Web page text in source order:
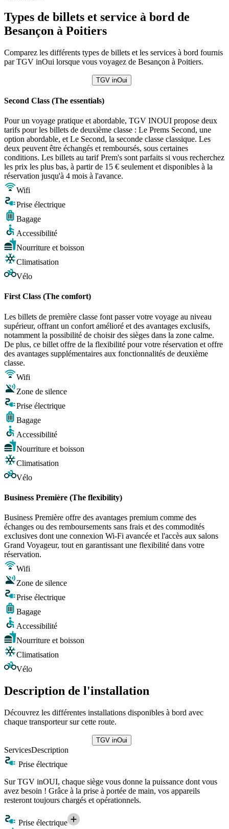
Types de billets et service à bord de
Besançon à Poitiers
Comparez les différents types de billets et les services à bord fournis
par TGV inOui lorsque vous voyagez de Besançon à Poitiers.
TGV inOui
Second Class (The essentials)
Pour un voyage pratique et abordable, TGV INOUI propose deux
tarifs pour les billets de deuxième classe : Le Prems Second, une
option abordable, et Le Second, la seconde classe classique. Les
deux peuvent être échangés et remboursés, sous certaines
conditions. Les billets au tarif Prem's sont parfaits si vous recherchez
les prix les plus bas, à partir de 15 € seulement et disponibles à la
réservation jusqu'à 4 mois à l'avance.
Wifi
Prise électrique
Bagage
Accessibilité
Nourriture et boisson
Climatisation
Vélo
First Class (The comfort)
Les billets de première classe font passer votre voyage au niveau
supérieur, offrant un confort amélioré et des avantages exclusifs,
notamment la possibilité de choisir des sièges dans la zone calme.
De plus, ce billet offre de la flexibilité pour votre réservation et offre
des avantages supplémentaires aux fonctionnalités de deuxième
classe.
Wifi
Zone de silence
Prise électrique
Bagage
Accessibilité
Nourriture et boisson
Climatisation
Vélo
Business Première (The flexibility)
Business Première offre des avantages premium comme des
échanges ou des remboursements sans frais et des commodités
exclusives dont une connexion Wi-Fi avancée et l'accès aux salons
Grand Voyageur, tout en garantissant une flexibilité dans votre
réservation.
Wifi
Zone de silence
Prise électrique
Bagage
Accessibilité
Nourriture et boisson
Climatisation
Vélo
Description de l'installation
Découvrez les différentes installations disponibles à bord avec
chaque transporteur sur cette route.
TGV inOui
ServicesDescription
Prise électrique
Sur TGV inOUI, chaque siège vous donne la puissance dont vous
avez besoin ! Grâce à la prise à portée de main, vos appareils
resteront toujours chargés et opérationnels.
Prise électrique